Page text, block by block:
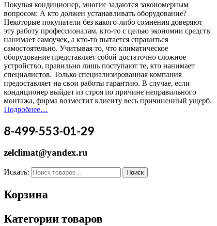
Покупая кондиционер, многие задаются закономерным
вопросом: А кто должен устанавливать оборудование?
Некоторые покупатели без какого-либо сомнения доверяют
эту работу профессионалам, кто-то с целью экономии средств
нанимает самоучек, а кто-то пытается справиться
самостоятельно. Учитывая то, что климатическое
оборудование представляет собой достаточно сложное
устройство, правильно лишь поступают те, кто нанимает
специалистов. Только специализированная компания
предоставляет на свои работы гарантию. В случае, если
кондиционер выйдет из строя по причине неправильного
монтажа, фирма возместит клиенту весь причиненный ущерб.
Подробнее…
8-499-553-01-29
zelclimat@yandex.ru
Искать:
Корзина
Категории товаров